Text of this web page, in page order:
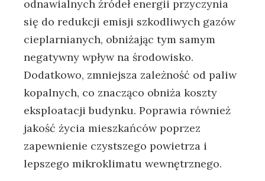
odnawialnych źródeł energii przyczynia
się do redukcji emisji szkodliwych gazów ​
cieplarnianych, obniżając tym ‍samym
negatywny wpływ ⁣na środowisko. ​
Dodatkowo, zmniejsza zależność od paliw
kopalnych, co znacząco obniża koszty
eksploatacji budynku.​ Poprawia⁣ również
jakość życia mieszkańców poprzez
zapewnienie‌ czystszego powietrza⁤ i⁢
lepszego mikroklimatu ⁣wewnętrznego.